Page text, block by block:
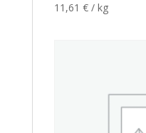
11,61 € / kg